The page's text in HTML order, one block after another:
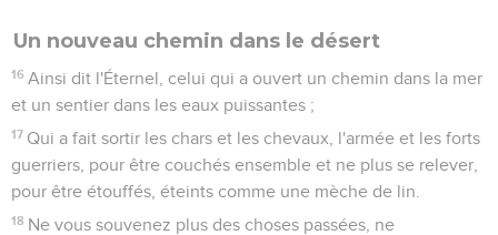
Un nouveau chemin dans le désert
16 Ainsi dit l'Éternel, celui qui a ouvert un chemin dans la mer
et un sentier dans les eaux puissantes ;
17 Qui a fait sortir les chars et les chevaux, l'armée et les forts
guerriers, pour être couchés ensemble et ne plus se relever,
pour être étouffés, éteints comme une mèche de lin.
18 Ne vous souvenez plus des choses passées, ne